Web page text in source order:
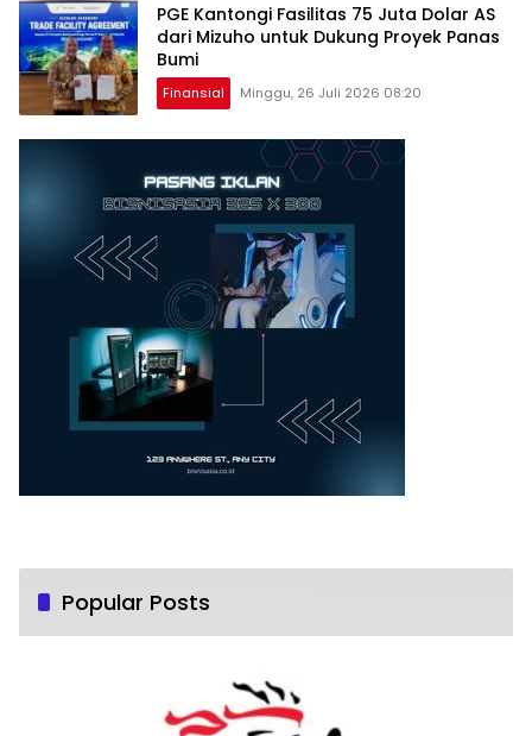
PGE Kantongi Fasilitas 75 Juta Dolar AS
dari Mizuho untuk Dukung Proyek Panas
Bumi
Finansial Minggu, 26 Juli 2026 08:20
Popular Posts